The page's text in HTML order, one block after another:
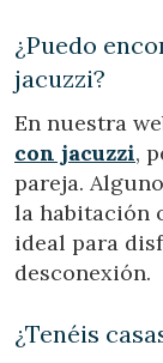
¿Puedo
jacuzzi?
En nuestra
con jacuzzi,
pareja.
la habitación
ideal para
desconexión.
¿Tenéis